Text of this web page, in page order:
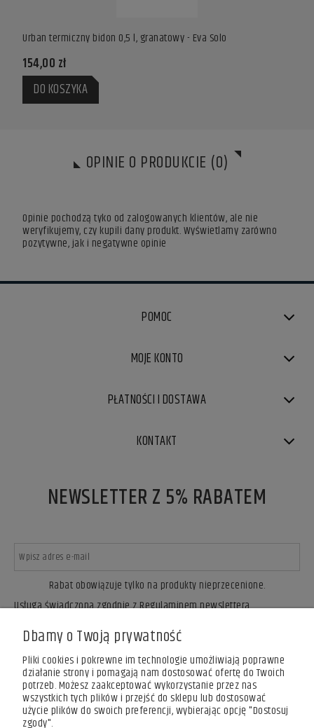
Urban termiczny bidon 0,5 l, granatowy - Eva Solo
154,00 zł
DO KOSZYKA
OPINIE O PRODUKCIE (0)
Opinie pochodzą tyko od zalogowanych klientów, ale nie
weryfikujemy, czy kupili dany produkt. Wyświetlamy zarówno
pozytywne, jak i negatywne opinie
POMOC
MOJE KONTO
PŁATNOŚCI I DOSTAWA
KONTAKT
NEWSLETTER Z 5% RABATEM
Rabat obowiązuje tylko na produkty nieprzecenione.
ZAPISZ SIĘ
Usługa świadczona zgodnie z Regulaminem newslettera.
Dbamy o Twoją prywatność
Pliki cookies i pokrewne im technologie umożliwiają poprawne
działanie strony i pomagają nam dostosować ofertę do Twoich
potrzeb. Możesz zaakceptować wykorzystanie przez nas
wszystkich tych plików i przejść do sklepu lub dostosować
użycie plików do swoich preferencji, wybierając opcję "Dostosuj
zgody".